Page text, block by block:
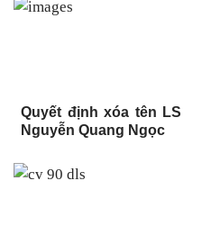
Quyết định xóa tên LS
Nguyễn Quang Ngọc